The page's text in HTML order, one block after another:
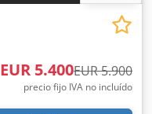
EUR 5.400EUR 5.900
precio fijo IVA no incluído